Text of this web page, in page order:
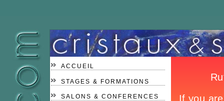
ACCUEIL
STAGES & FORMATIONS
SALONS & CONFERENCES